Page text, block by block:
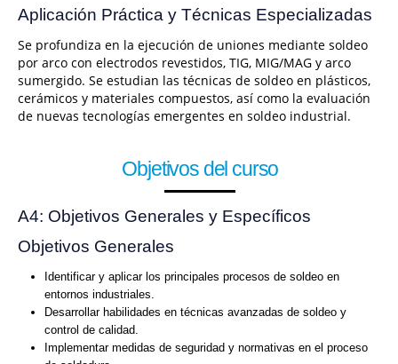
Aplicación Práctica y Técnicas Especializadas
Se profundiza en la ejecución de uniones mediante soldeo
por arco con electrodos revestidos, TIG, MIG/MAG y arco
sumergido. Se estudian las técnicas de soldeo en plásticos,
cerámicos y materiales compuestos, así como la evaluación
de nuevas tecnologías emergentes en soldeo industrial.
Objetivos del curso
A4: Objetivos Generales y Específicos
Objetivos Generales
Identificar y aplicar los principales procesos de soldeo en
entornos industriales.
Desarrollar habilidades en técnicas avanzadas de soldeo y
control de calidad.
Implementar medidas de seguridad y normativas en el proceso